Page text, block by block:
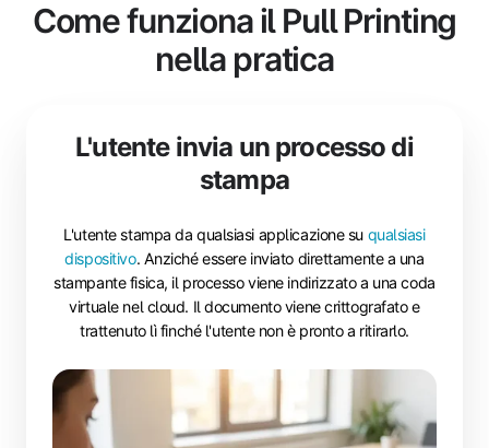
Come funziona il Pull Printing
nella pratica
L'utente invia un processo di
stampa
L'utente stampa da qualsiasi applicazione su qualsiasi
dispositivo. Anziché essere inviato direttamente a una
stampante fisica, il processo viene indirizzato a una coda
virtuale nel cloud. Il documento viene crittografato e
trattenuto lì finché l'utente non è pronto a ritirarlo.